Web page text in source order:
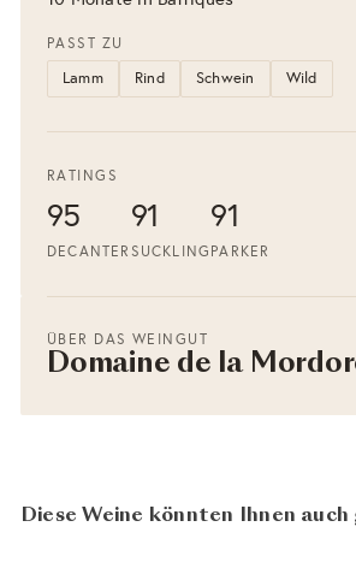
PASST ZU
Lamm Rind Schwein Wild
RATINGS
95
DECANTER
91
SUCKLING
91
PARKER
ÜBER DAS WEINGUT
Domaine de la
Diese Weine könnten Ihnen